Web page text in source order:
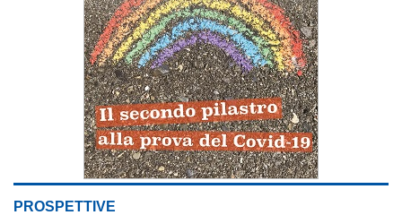
PROSPETTIVE